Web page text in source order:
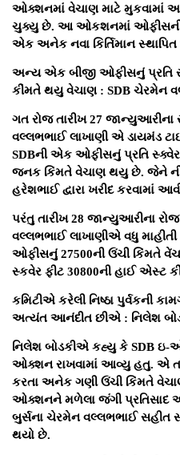
ઓક્શનમાં વેચાણ માટે મુકવામાં
ચુક્યુ છે. આ ઓકશનમાં
એક અનેક નવા કિર્તિમાન
અન્ય એક બીજી ઓફીસનું પ્રતિ
કીંમતે થયુ વેચાણ : SDB ચેરમેન
ગત રોજ તારીખ 27
વલ્લભભાઈ લાખાણી એ ડાયમંડ
SDBની એક ઓફીસનું પ્રતિ સ્ક્વેર
જનક કિંમતે વેચાણ થયુ છે. જેને
હરેશભાઈ દ્વારા ખરીદ કરવામાં
પરંતુ તારીખ 28 જાન્યુઆરીના
વલ્લભભાઈ લાખાણીએ વધુ
ઓફીસનું 27500ની ઉંચી કિંમતે
સ્કવેર ફીટ 30800ની હાઈ એસ્ટ
કમિટીએ કરેલી નિષ્ઠા પુર્વકની
અત્યંત આનંદીત છીએ : નિલેશ
નિલેશ બોડકીએ કહ્યુ કે SDB
ઓક્શન રાખવામાં આવ્યુ હતુ. એ
કરતા અનેક ગણી ઉંચી કિંમતે
ઓક્શનને મળેલા જંગી પ્રતિસાદ
બુર્સના ચેરમેન વલ્લભભાઈ સહીત
થયો છે.